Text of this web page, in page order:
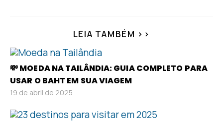
LEIA TAMBÉM >>
💸 MOEDA NA TAILÂNDIA: GUIA COMPLETO PARA
USAR O BAHT EM SUA VIAGEM
19 de abril de 2025